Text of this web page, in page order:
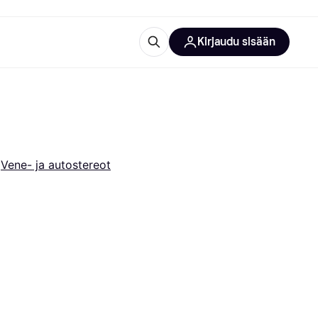
Kirjaudu sisään
Vene- ja autostereot